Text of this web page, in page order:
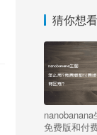
猜你想看
免费版和付